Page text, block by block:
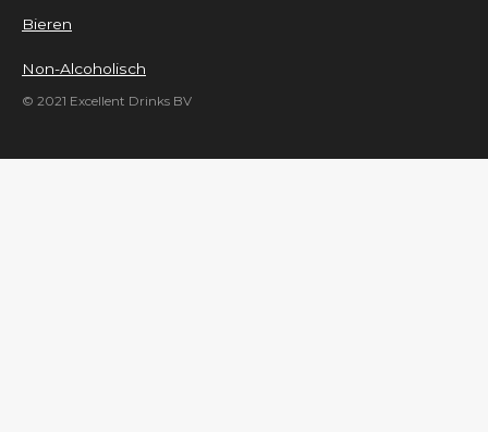
Bieren
Non-Alcoholisch
© 2021 Excellent Drinks BV